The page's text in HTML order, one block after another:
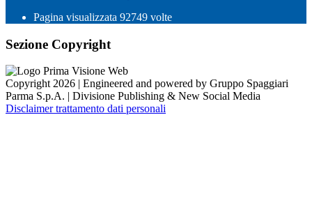
Pagina visualizzata 92749 volte
Sezione Copyright
Copyright 2026 | Engineered and powered by Gruppo Spaggiari
Parma S.p.A. | Divisione Publishing & New Social Media
Disclaimer trattamento dati personali